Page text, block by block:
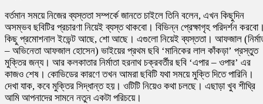
বর্তমান সময়ে নিজের ব্যস্ততা সম্পর্কে জানতে চাইলে তিনি বলেন, এখন কিছুদিন
অসম্ভব ছবিটির প্রচারণা নিয়েই ব্যস্ত থাকবো। বিভিন্ন প্রেক্ষাগৃহ পরিদর্শন
কিছু প্রমোশনাল ইভেন্ট আছে, শো আছে। এগুলো নিয়েই ব্যস্ততা। আফজাল
– অভিনেতা আফজাল হোসেন) ভাইয়ের প্রথম ছবি ‘মানিকের লাল কাঁকড়া’ প্রস্তুত
মুক্তির জন্য। আর কলকাতার নির্মাতা হরনাথ চক্রবর্তীর ছবি ‘এপার – ওপার’ এর
কাজও শেষ। কোভিডের কারণে তখন আমরা ছবিটি যথা সময়ে মুক্তি দিতে পারিনি।
দেখা যাক, কবে মুক্তির সিদ্ধান্ত হয়। ওটিটি নিয়েও কথা চলছে। এছাড়া খুব শীঘ্রি
আমি আপনাদের সামনে নতুন একটা পরিচয়ে।